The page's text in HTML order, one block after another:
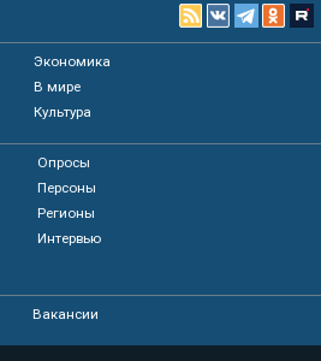
Экономика
В мире
Культура
Опросы
Персоны
Регионы
Интервью
Вакансии